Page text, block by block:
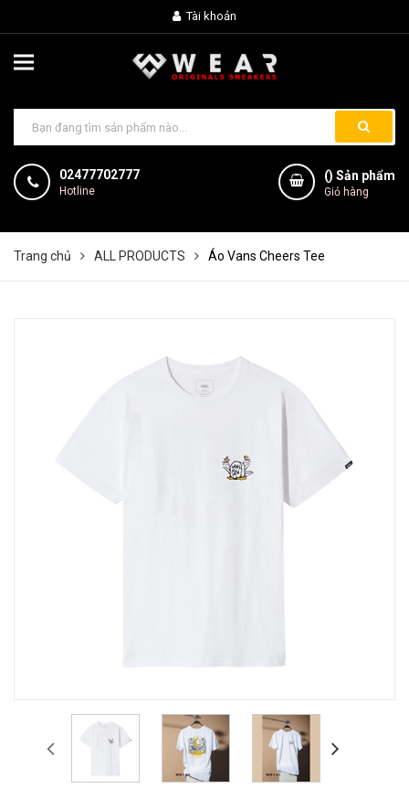
Tài khoản
02477702777
Hotline
() Sản phẩm
Giỏ hàng
Trang chủ ALL PRODUCTS Áo Vans Cheers Tee